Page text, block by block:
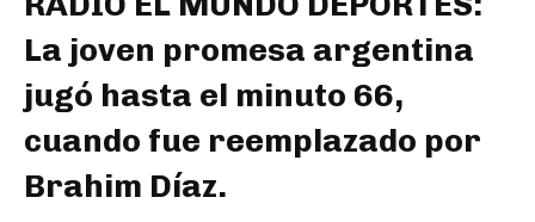
La joven promesa argentina
jugó hasta el minuto 66,
cuando fue reemplazado por
Brahim Díaz.